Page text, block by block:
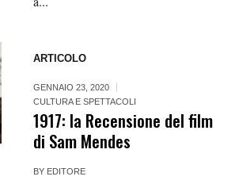
ARTICOLO
GENNAIO 23, 2020
CULTURA E SPETTACOLI
1917: la Recensione del film
di Sam Mendes
BY EDITORE